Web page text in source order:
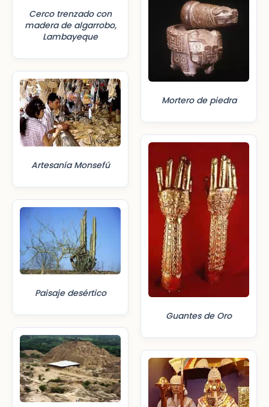
Cerco trenzado con
madera de algarrobo,
Lambayeque
Artesanía Monsefú
Paisaje desértico
Mortero de piedra
Guantes de Oro